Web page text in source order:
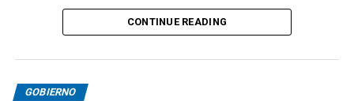
personas adultas mayores en la entidad.
CONTINUE READING
GOBIERNO